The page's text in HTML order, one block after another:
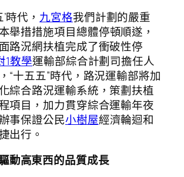
’時代，九宮格我們計劃的嚴重
舉措措施項目總體停頓順遂，
路況網扶植完成了衝破性停
1教學運輸部綜合計劃司擔任人
“十五五”時代，路況運輸部將加
綜合路況運輸系統，策劃扶植
項目，加力貫穿綜合運輸年夜
事保證公民小樹屋經濟輪迴和
出行。
動高東西的品質成長